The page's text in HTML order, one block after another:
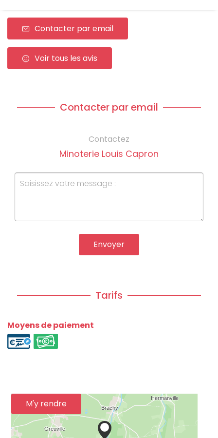
Contacter par email
Voir tous les avis
Contacter par email
Contactez
Minoterie Louis Capron
Envoyer
Tarifs
Moyens de paiement
M'y rendre